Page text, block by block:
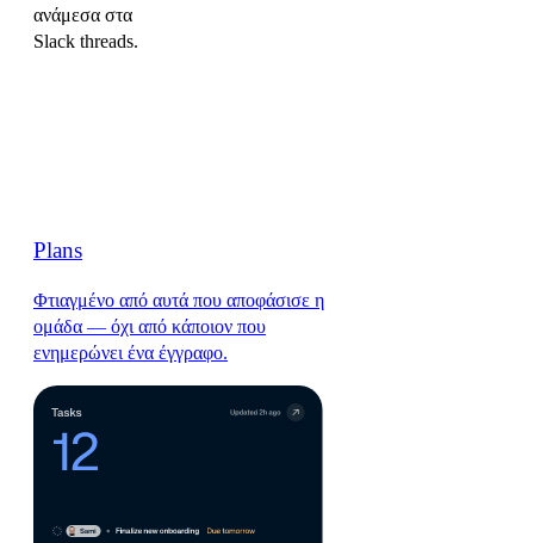
ανάμεσα στα
Slack threads.
Plans
Φτιαγμένο από αυτά που αποφάσισε η
ομάδα — όχι από κάποιον που
ενημερώνει ένα έγγραφο.